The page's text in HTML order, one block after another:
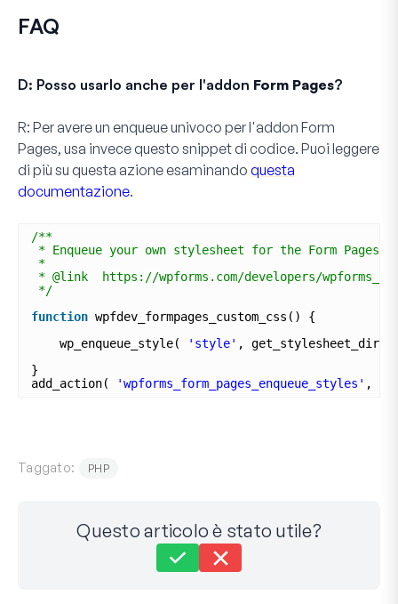
FAQ
D: Posso usarlo anche per l'addon Form Pages?
R: Per avere un enqueue univoco per l'addon Form
Pages, usa invece questo snippet di codice. Puoi leggere
di più su questa azione esaminando questa
documentazione.
/**
* Enqueue your own stylesheet for the Form Pages
*
* @link  https://wpforms.com/developers/
*/
function wpfdev_formpages_custom_css() {
wp_enqueue_style(
'style' ,
}
add_action(
'wpforms_form_pages_enqueue_styles' ,
Taggato: PHP
Questo articolo è stato utile?